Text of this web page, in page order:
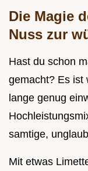
Die Magie
Nuss zur
Hast du schon
gemacht? Es ist
lange genug
samtige,
Mit etwas